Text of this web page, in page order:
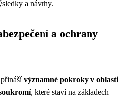
a návrhy.
a ochrany
významné pokroky v oblasti
, které staví na základech